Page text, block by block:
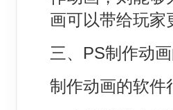
画可以带给玩家
三、PS制作动
制作动画的软件